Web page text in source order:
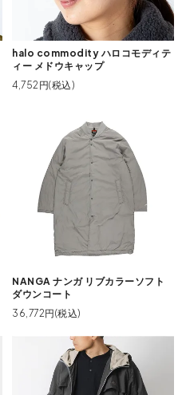
halo commodity ハロコモディテ
ィー メドウキャップ
4,752円(税込)
NANGA ナンガ リブカラーソフト
ダウンコート
36,772円(税込)